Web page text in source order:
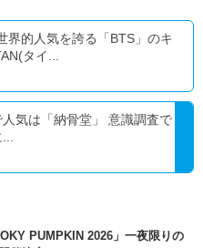
界的人気を誇る「BTS」のキ
タイ...
気は「納骨堂」 意識調査で
PUMPKIN 2026」一夜限りの